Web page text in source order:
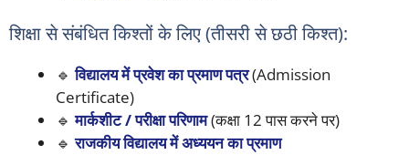
शिक्षा से संबंधित किश्तों के लिए (तीसरी से छठी किश्त):
🔹विद्यालय में प्रवेश का प्रमाण पत्र(Admission
Certificate)
🔹मार्कशीट / परीक्षा परिणाम(कक्षा 12 पास करने पर)
🔹राजकीय विद्यालय में अध्ययन का प्रमाण